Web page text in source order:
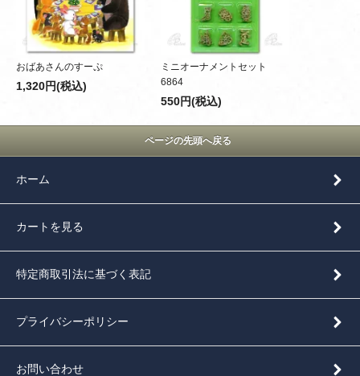
おばあさんのすーぷ
1,320円(税込)
ミニオーナメントセット
6864
550円(税込)
ページの先頭へ戻る
ホーム
カートを見る
特定商取引法に基づく表記
プライバシーポリシー
お問い合わせ